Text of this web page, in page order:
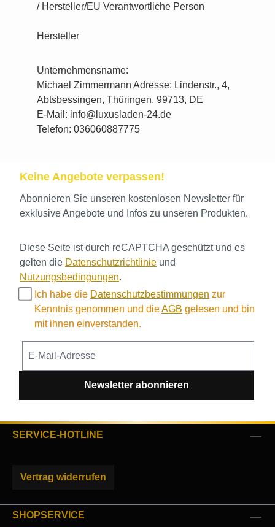
/ Hersteller/EU Verantwortliche Person
Hersteller
Unternehmensname:
Michael Zimmermann Adresse: Lindenstr., 4,
Abtsbessingen, Thüringen, 99713, DE
E-Mail: info@luxusladen-24.de
Telefon: 036060887775
Keine Angebote verpassen!
Abonnieren Sie unseren kostenlosen Newsletter für
exklusive Angebote und Infos zu unseren Produkten.
Diese Seite ist durch reCAPTCHA geschützt und es
gelten die Datenschutzrichtlinie und
Nutzungsbedingungen.
Ich habe die Datenschutzbestimmungen zur
Kenntnis genommen und dieAGB gelesen und bin
mit ihnen einverstanden.
Newsletter abonnieren
SERVICE-HOTLINE
Vertrag widerrufen
SHOPSERVICE